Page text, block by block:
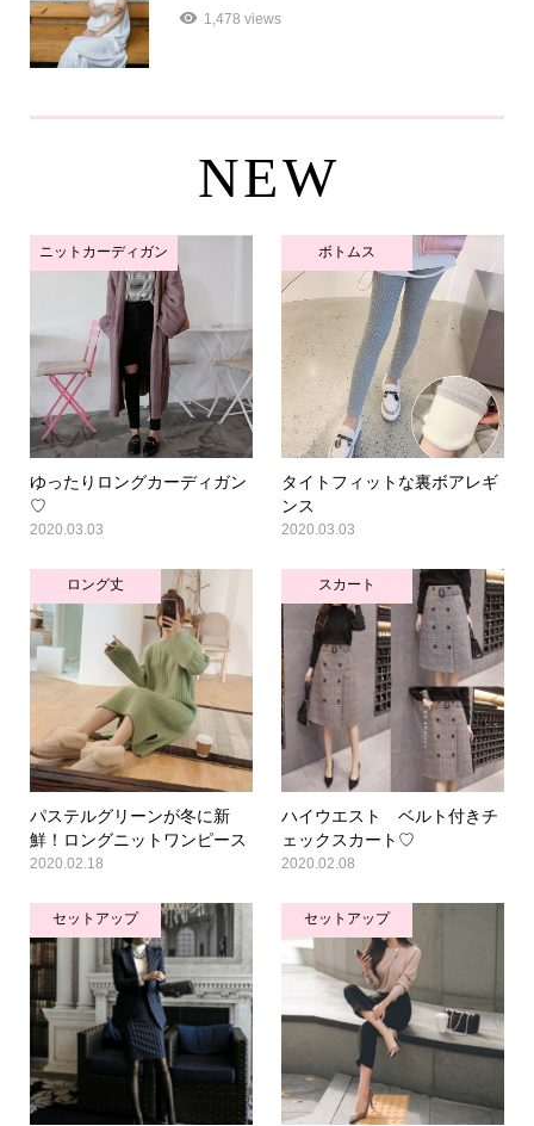
1,478 views
NEW
ニットカーディガン
ゆったりロングカーディガン
♡
2020.03.03
ボトムス
タイトフィットな裏ボアレギ
ンス
2020.03.03
ロング丈
パステルグリーンが冬に新
鮮！ロングニットワンピース
2020.02.18
スカート
ハイウエスト ベルト付きチ
ェックスカート♡
2020.02.08
セットアップ セットアップ